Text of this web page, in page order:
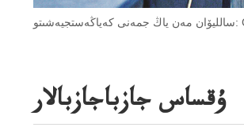
ۇقساس جازباجازبالار